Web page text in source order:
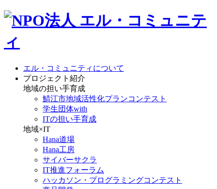
エル・コミュニティについて
プロジェクト紹介
地域の担い手育成
鯖江市地域活性化プランコンテスト
学生団体with
ITの担い手育成
地域×IT
Hana道場
Hana工房
サイバーサクラ
IT推進フォーラム
ハッカソン・プログラミングコンテスト